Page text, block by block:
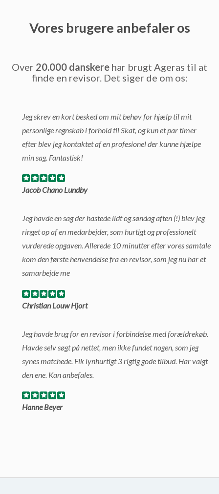
Vores brugere anbefaler os
Over 20.000 danskere har brugt Ageras til at
finde en revisor. Det siger de om os:
Jeg skrev en kort besked om mit behøv for hjælp til mit
personlige regnskab i forhold til Skat, og kun et par timer
efter blev jeg kontaktet af en profesionel der kunne hjælpe
min sag. Fantastisk!
Jacob Chano Lundby
Jeg havde en sag der hastede lidt og søndag aften (!) blev jeg
ringet op af en medarbejder, som hurtigt og professionelt
vurderede opgaven. Allerede 10 minutter efter vores samtale
kom den første henvendelse fra en revisor, som jeg nu har et
samarbejde me
Christian Louw Hjort
Jeg havde brug for en revisor i forbindelse med forældrekøb.
Havde selv søgt på nettet, men ikke fundet nogen, som jeg
synes matchede. Fik lynhurtigt 3 rigtig gode tilbud. Har valgt
den ene. Kan anbefales.
Hanne Beyer